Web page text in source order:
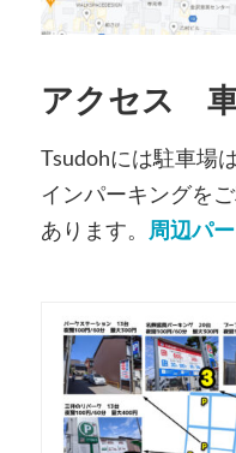
アクセス
Tsudohには駐車場
インパーキングを
あります。
周辺パ